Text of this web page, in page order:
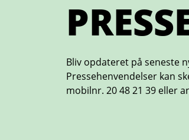
Bliv opdateret på seneste
Pressehenvendelser kan
mobilnr. 20 48 21 39 eller